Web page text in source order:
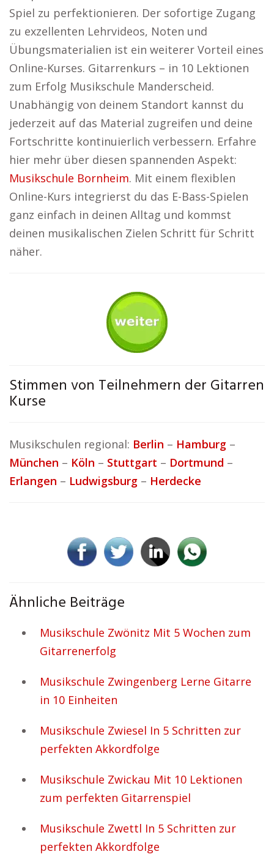
Spiel zu perfektionieren. Der sofortige Zugang
zu exzellenten Lehrvideos, Noten und
Übungsmaterialien ist ein weiterer Vorteil eines
Online-Kurses. Gitarrenkurs – in 10 Lektionen
zum Erfolg Musikschule Manderscheid.
Unabhängig von deinem Standort kannst du
jederzeit auf das Material zugreifen und deine
Fortschritte kontinuierlich verbessern. Erfahre
hier mehr über diesen spannenden Aspekt:
Musikschule Bornheim. Mit einem flexiblen
Online-Kurs integrierst du das E-Bass-Spielen
ganz einfach in deinen Alltag und kommst
deinen musikalischen Zielen Schritt für Schritt
näher.
Stimmen von Teilnehmern der Gitarren
Kurse
Musikschulen regional: Berlin – Hamburg –
München – Köln – Stuttgart – Dortmund –
Erlangen – Ludwigsburg – Herdecke
Ähnliche Beiträge
Musikschule Zwönitz Mit 5 Wochen zum
Gitarrenerfolg
Musikschule Zwingenberg Lerne Gitarre
in 10 Einheiten
Musikschule Zwiesel In 5 Schritten zur
perfekten Akkordfolge
Musikschule Zwickau Mit 10 Lektionen
zum perfekten Gitarrenspiel
Musikschule Zwettl In 5 Schritten zur
perfekten Akkordfolge